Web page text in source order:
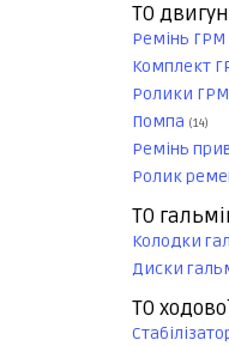
ТО
Ремінь ГРМ
Комплект
Ролики ГРМ
Помпа (14)
Ремінь
Ролик
ТО
Колодки
Диски
ТО